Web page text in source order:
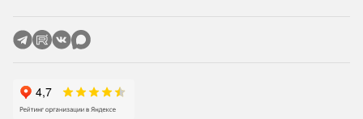
серверы.
Упрощенная команда «Миграция».